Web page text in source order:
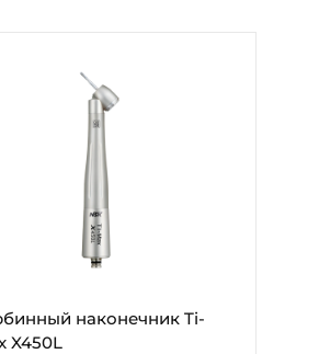
наконечник Ti-
X450L